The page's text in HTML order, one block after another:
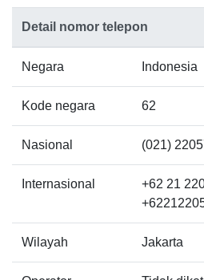
Detail nomor telepon
Negara Indonesia
Kode negara 62
Nasional (021)
Internasional
+62 21
Wilayah Jakarta